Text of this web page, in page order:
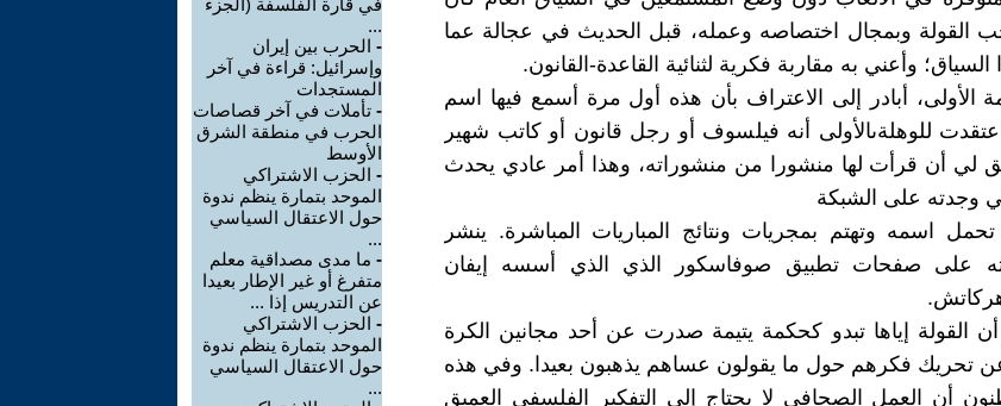
القولة وبمجال اختصاصه وعمله، قبل الحديث في عجالة عما
وأعني به مقاربة فكرية لثنائية القاعدة-القانون.
أبادر إلى الاعتراف بأن هذه أول مرة أسمع فيها اسم
للوهلةىالأولى أنه فيلسوف أو رجل قانون أو كاتب شهير
لي أن قرأت لها منشورا من منشوراته، وهذا أمر عادي يحدث
وجدته على الشبكة
اسمه وتهتم بمجريات ونتائج المباريات المباشرة. ينشر
على صفحات تطبيق صوفاسكور الذي الذي أسسه إيفان
القولة إياها تبدو كحكمة يتيمة صدرت عن أحد مجانين الكرة
تحريك فكرهم حول ما يقولون عساهم يذهبون بعيدا. وفي هذه
أن العمل الصحافي لا يحتاج إلى التفكير الفلسفي العميق
في قارة الفلسفة (الجزء
...
- الحرب بين إيران
وإسرائيل: قراءة في آخر
المستجدات
- تأملات في آخر قصاصات
الحرب في منطقة الشرق
الأوسط
- الحزب الاشتراكي
الموحد بتمارة ينظم ندوة
حول الاعتقال السياسي
...
- ما مدى مصداقية معلم
متفرغ أو غير الإطار بعيدا
عن التدريس إذا ...
- الحزب الاشتراكي
الموحد بتمارة ينظم ندوة
حول الاعتقال السياسي
...